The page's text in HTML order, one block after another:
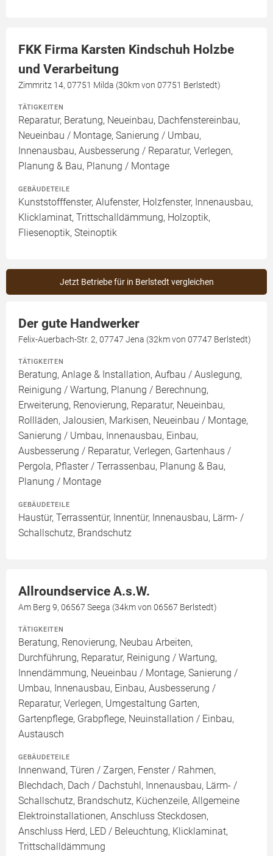
FKK Firma Karsten Kindschuh Holzbe
und Verarbeitung
Zimmritz 14, 07751 Milda (30km von 07751 Berlstedt)
TÄTIGKEITEN
Reparatur, Beratung, Neueinbau, Dachfenstereinbau,
Neueinbau / Montage, Sanierung / Umbau,
Innenausbau, Ausbesserung / Reparatur, Verlegen,
Planung & Bau, Planung / Montage
GEBÄUDETEILE
Kunststofffenster, Alufenster, Holzfenster, Innenausbau,
Klicklaminat, Trittschalldämmung, Holzoptik,
Fliesenoptik, Steinoptik
Jetzt Betriebe für in Berlstedt vergleichen
Der gute Handwerker
Felix-Auerbach-Str. 2, 07747 Jena (32km von 07747 Berlstedt)
TÄTIGKEITEN
Beratung, Anlage & Installation, Aufbau / Auslegung,
Reinigung / Wartung, Planung / Berechnung,
Erweiterung, Renovierung, Reparatur, Neueinbau,
Rollläden, Jalousien, Markisen, Neueinbau / Montage,
Sanierung / Umbau, Innenausbau, Einbau,
Ausbesserung / Reparatur, Verlegen, Gartenhaus /
Pergola, Pflaster / Terrassenbau, Planung & Bau,
Planung / Montage
GEBÄUDETEILE
Haustür, Terrassentür, Innentür, Innenausbau, Lärm- /
Schallschutz, Brandschutz
Allroundservice A.s.W.
Am Berg 9, 06567 Seega (34km von 06567 Berlstedt)
TÄTIGKEITEN
Beratung, Renovierung, Neubau Arbeiten,
Durchführung, Reparatur, Reinigung / Wartung,
Innendämmung, Neueinbau / Montage, Sanierung /
Umbau, Innenausbau, Einbau, Ausbesserung /
Reparatur, Verlegen, Umgestaltung Garten,
Gartenpflege, Grabpflege, Neuinstallation / Einbau,
Austausch
GEBÄUDETEILE
Innenwand, Türen / Zargen, Fenster / Rahmen,
Blechdach, Dach / Dachstuhl, Innenausbau, Lärm- /
Schallschutz, Brandschutz, Küchenzeile, Allgemeine
Elektroinstallationen, Anschluss Steckdosen,
Anschluss Herd, LED / Beleuchtung, Klicklaminat,
Trittschalldämmung